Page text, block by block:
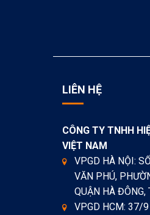
LIÊN HỆ
CÔNG TY TNHH
VIỆT NAM
VPGD HÀ NỘI:
VĂN PHÚ,
QUẬN HÀ ĐÔNG,
VPGD HCM: 37/